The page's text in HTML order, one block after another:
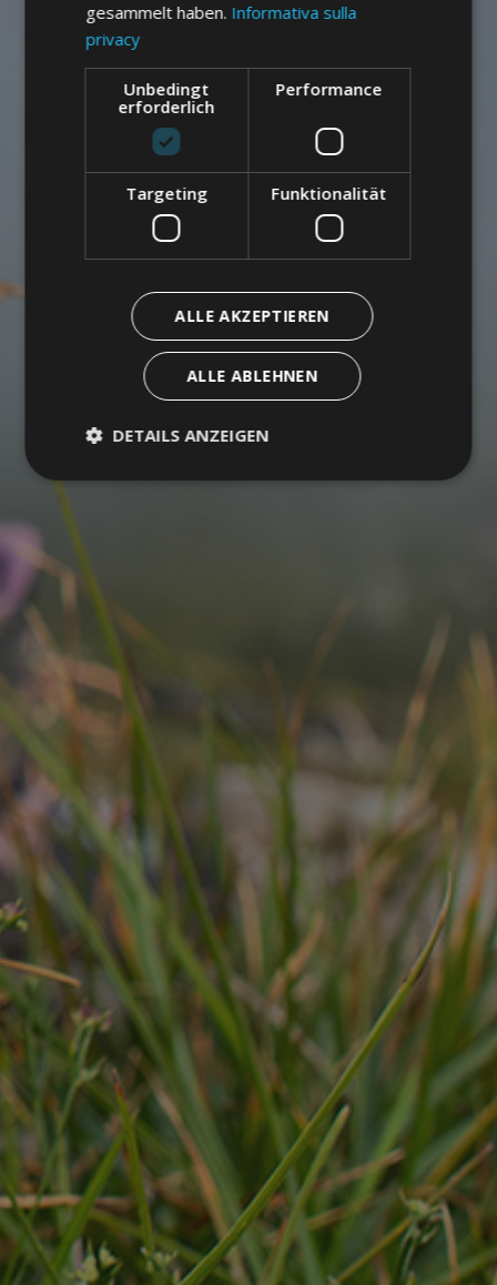
gesammelt haben. Informativa sulla
privacy
Unbedingt
erforderlich
Performance
Targeting Funktionalität
ALLE AKZEPTIEREN
ALLE ABLEHNEN
DETAILS ANZEIGEN